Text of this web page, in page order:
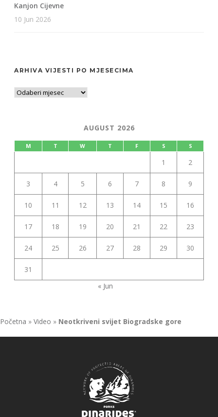
Kanjon Cijevne
10 Jun 2026
ARHIVA VIJESTI PO MJESECIMA
AUGUST 2026
M T W T F S S
1 2
3 4 5 6 7 8 9
10 11 12 13 14 15 16
17 18 19 20 21 22 23
24 25 26 27 28 29 30
31
« Jun
Početna » Video » Neotkriveni svijet Biogradske gore